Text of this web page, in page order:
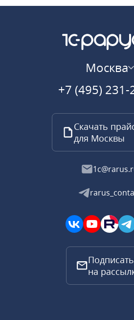
Москва
+7 (495) 231-
Скачать
для Москвы
на